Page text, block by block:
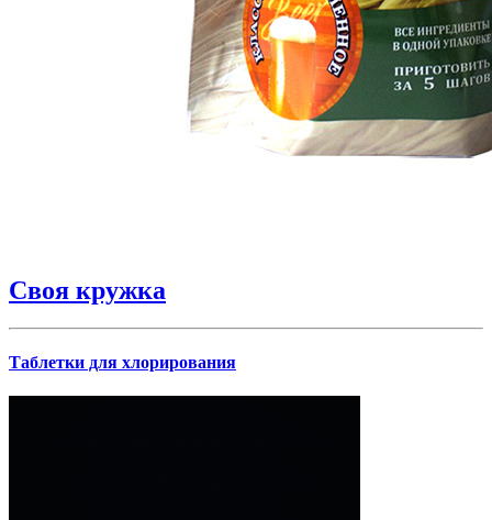
Своя кружка
Таблетки для хлорирования